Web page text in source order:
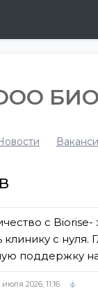
с
клинику с
поддержку
июля 2026, 11:16